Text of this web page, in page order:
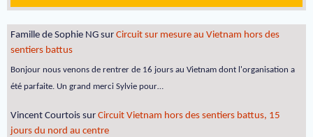
Famille de Sophie NG sur Circuit sur mesure au Vietnam hors des
sentiers battus
Bonjour nous venons de rentrer de 16 jours au Vietnam dont l'organisation a
été parfaite. Un grand merci Sylvie pour…
Vincent Courtois sur Circuit Vietnam hors des sentiers battus, 15
jours du nord au centre